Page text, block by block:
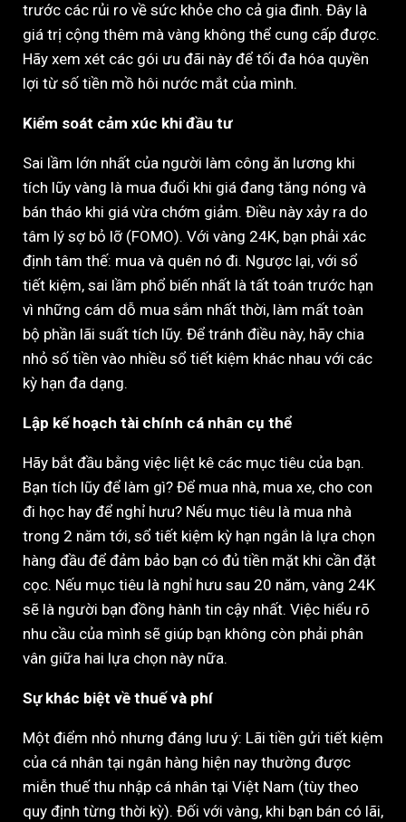
trước các rủi ro về sức khỏe cho cả gia đình. Đây là
giá trị cộng thêm mà vàng không thể cung cấp được.
Hãy xem xét các gói ưu đãi này để tối đa hóa quyền
lợi từ số tiền mồ hôi nước mắt của mình.
Kiểm soát cảm xúc khi đầu tư
Sai lầm lớn nhất của người làm công ăn lương khi
tích lũy vàng là mua đuổi khi giá đang tăng nóng và
bán tháo khi giá vừa chớm giảm. Điều này xảy ra do
tâm lý sợ bỏ lỡ (FOMO). Với vàng 24K, bạn phải xác
định tâm thế: mua và quên nó đi. Ngược lại, với sổ
tiết kiệm, sai lầm phổ biến nhất là tất toán trước hạn
vì những cám dỗ mua sắm nhất thời, làm mất toàn
bộ phần lãi suất tích lũy. Để tránh điều này, hãy chia
nhỏ số tiền vào nhiều sổ tiết kiệm khác nhau với các
kỳ hạn đa dạng.
Lập kế hoạch tài chính cá nhân cụ thể
Hãy bắt đầu bằng việc liệt kê các mục tiêu của bạn.
Bạn tích lũy để làm gì? Để mua nhà, mua xe, cho con
đi học hay để nghỉ hưu? Nếu mục tiêu là mua nhà
trong 2 năm tới, sổ tiết kiệm kỳ hạn ngắn là lựa chọn
hàng đầu để đảm bảo bạn có đủ tiền mặt khi cần đặt
cọc. Nếu mục tiêu là nghỉ hưu sau 20 năm, vàng 24K
sẽ là người bạn đồng hành tin cậy nhất. Việc hiểu rõ
nhu cầu của mình sẽ giúp bạn không còn phải phân
vân giữa hai lựa chọn này nữa.
Sự khác biệt về thuế và phí
Một điểm nhỏ nhưng đáng lưu ý: Lãi tiền gửi tiết kiệm
của cá nhân tại ngân hàng hiện nay thường được
miễn thuế thu nhập cá nhân tại Việt Nam (tùy theo
quy định từng thời kỳ). Đối với vàng, khi bạn bán có lãi,